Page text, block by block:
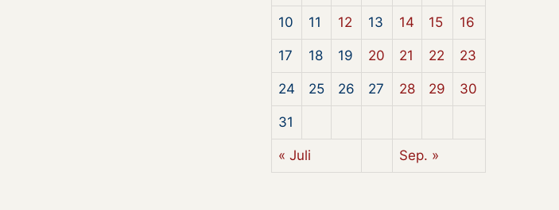
10 11 12 13 14 15 16
17 18 19 20 21 22 23
24 25 26 27 28 29 30
31
« Juli Sep. »